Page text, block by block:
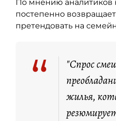
По мнению аналитиков
постепенно
претендовать на
“
"Спрос
жилья,